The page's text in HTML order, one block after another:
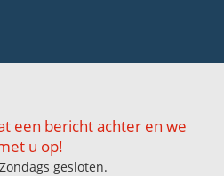
een bericht achter en we
u op!
gesloten.